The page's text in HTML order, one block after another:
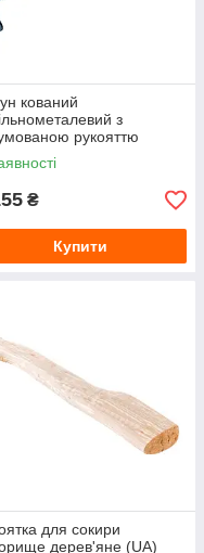
кований
з
рукояттю
5000 г, 910 мм
₴
Купити
для сокири
дерев'яне (UA)